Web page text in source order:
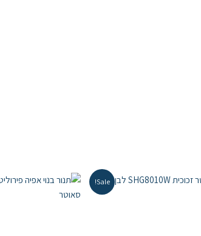
Sale!